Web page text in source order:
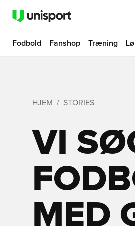
Fodbold Fanshop Træning
HJEM STORIES
VI
MED